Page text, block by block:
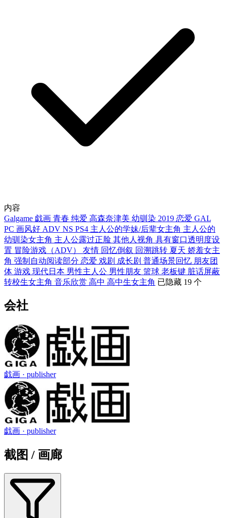
内容
Galgame 戯画 青春 纯爱 高森奈津美 幼驯染 2019 恋爱 GAL
PC 画风好 ADV NS PS4 主人公的学妹/后辈女主角 主人公的
幼驯染女主角 主人公露过正脸 其他人视角 具有窗口透明度设
置 冒险游戏（ADV） 友情 回忆倒叙 回溯跳转 夏天 娇羞女主
角 强制自动阅读部分 恋爱 戏剧 成长剧 普通场景回忆 朋友团
体 游戏 现代日本 男性主人公 男性朋友 篮球 老板键 脏话屏蔽
转校生女主角 音乐欣赏 高中 高中生女主角 已隐藏 19 个
会社
戯画 · publisher
戯画 · publisher
截图 / 画廊